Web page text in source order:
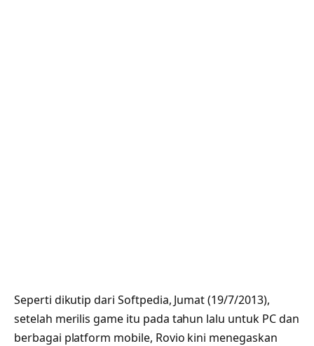
Seperti dikutip dari Softpedia, Jumat (19/7/2013),
setelah merilis game itu pada tahun lalu untuk PC dan
berbagai platform mobile, Rovio kini menegaskan